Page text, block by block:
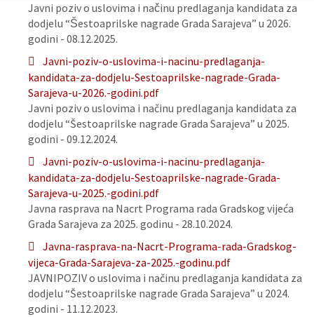
Javni poziv o uslovima i načinu predlaganja kandidata za
dodjelu “Šestoaprilske nagrade Grada Sarajeva” u 2026.
godini - 08.12.2025.
Javni-poziv-o-uslovima-i-nacinu-predlaganja-
kandidata-za-dodjelu-Sestoaprilske-nagrade-Grada-
Sarajeva-u-2026.-godini.pdf
Javni poziv o uslovima i načinu predlaganja kandidata za
dodjelu “Šestoaprilske nagrade Grada Sarajeva” u 2025.
godini - 09.12.2024.
Javni-poziv-o-uslovima-i-nacinu-predlaganja-
kandidata-za-dodjelu-Sestoaprilske-nagrade-Grada-
Sarajeva-u-2025.-godini.pdf
Javna rasprava na Nacrt Programa rada Gradskog vijeća
Grada Sarajeva za 2025. godinu - 28.10.2024.
Javna-rasprava-na-Nacrt-Programa-rada-Gradskog-
vijeca-Grada-Sarajeva-za-2025.-godinu.pdf
JAVNIPOZIV o uslovima i načinu predlaganja kandidata za
dodjelu “Šestoaprilske nagrade Grada Sarajeva” u 2024.
godini - 11.12.2023.